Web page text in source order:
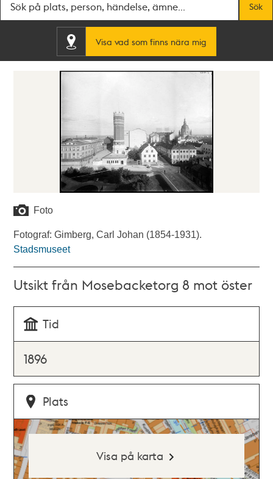
Sök
Visa vad som finns nära mig
Foto
Fotograf: Gimberg, Carl Johan (1854-1931).
Stadsmuseet
Utsikt från Mosebacketorg 8 mot öster
Tid
1896
Plats
Visa på karta